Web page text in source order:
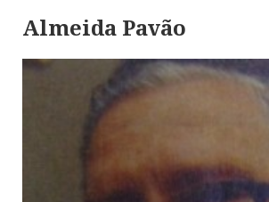
Almeida Pavão